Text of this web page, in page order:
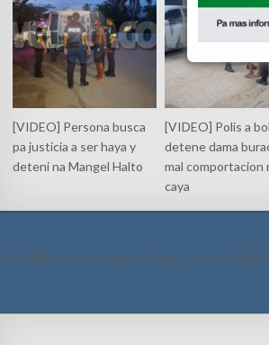
[VIDEO] Persona busca
pa justicia a ser haya y
deteni na Mangel Halto
[VIDEO] Polis a
detene dama
mal comportacion
caya
Post
← Esaki lo ta e casonan cu lo ser trata den Sala